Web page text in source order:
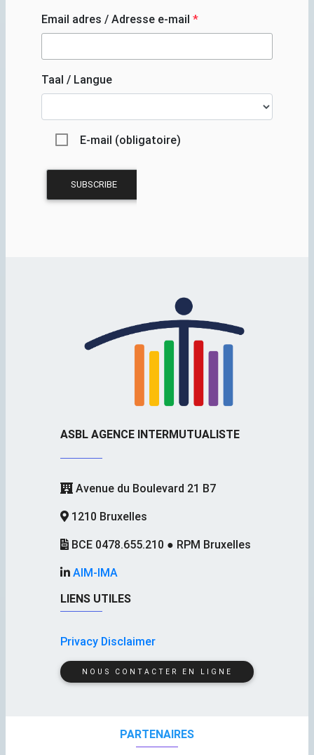
Email adres / Adresse e-mail *
Taal / Langue
E-mail (obligatoire)
ASBL AGENCE INTERMUTUALISTE
Avenue du Boulevard 21 B7
1210 Bruxelles
BCE 0478.655.210 ● RPM Bruxelles
AIM-IMA
LIENS UTILES
Privacy Disclaimer
NOUS CONTACTER EN LIGNE
PARTENAIRES